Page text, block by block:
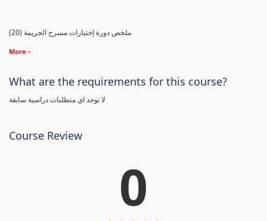
(20) ملخص دورة إختبارات مسرح الجريمة
More
What are the requirements for this course?
لا توجد اي متطلبات دراسية سابقة
Course Review
0